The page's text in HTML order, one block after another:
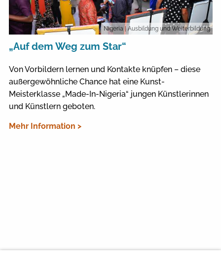
Nigeria| Ausbildung und Weiterbildung
„Auf dem Weg zum Star“
Von Vorbildern lernen und Kontakte knüpfen – diese
außergewöhnliche Chance hat eine Kunst-
Meisterklasse „Made-In-Nigeria“ jungen Künstlerinnen
und Künstlern geboten.
Mehr Information >